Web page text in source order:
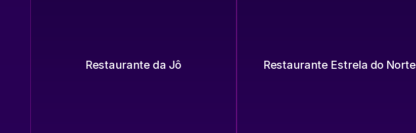
Restaurante da Jô Restaurante Estrela do Norte